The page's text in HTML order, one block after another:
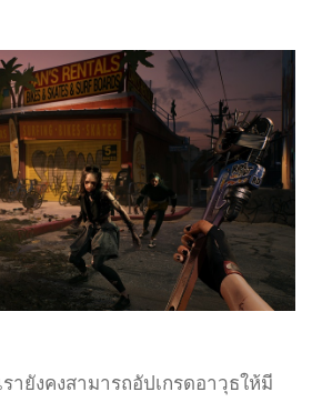
รายังคงสามารถอัปเกรดอาวุธให้มี